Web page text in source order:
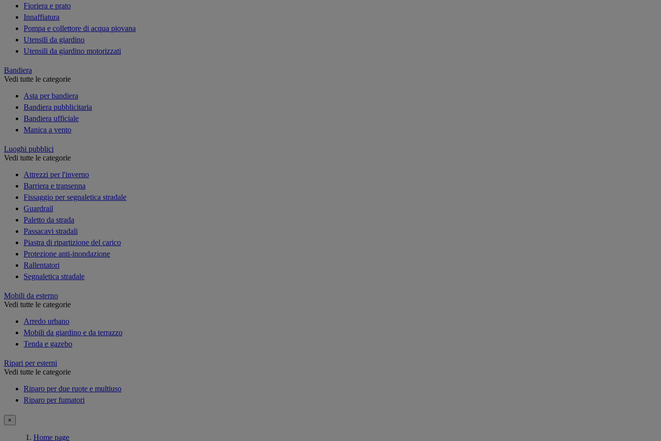
Fioriera e prato
Innaffiatura
Pompa e collettore di acqua piovana
Utensili da giardino
Utensili da giardino motorizzati
Bandiera
Vedi tutte le categorie
Asta per bandiera
Bandiera pubblicitaria
Bandiera ufficiale
Manica a vento
Luoghi pubblici
Vedi tutte le categorie
Attrezzi per l'inverno
Barriera e transenna
Fissaggio per segnaletica stradale
Guardrail
Paletto da strada
Passacavi stradali
Piastra di ripartizione del carico
Protezione anti-inondazione
Rallentatori
Segnaletica stradale
Mobili da esterno
Vedi tutte le categorie
Arredo urbano
Mobili da giardino e da terrazzo
Tenda e gazebo
Ripari per esterni
Vedi tutte le categorie
Riparo per due ruote e multiuso
Riparo per fumatori
×
Home page